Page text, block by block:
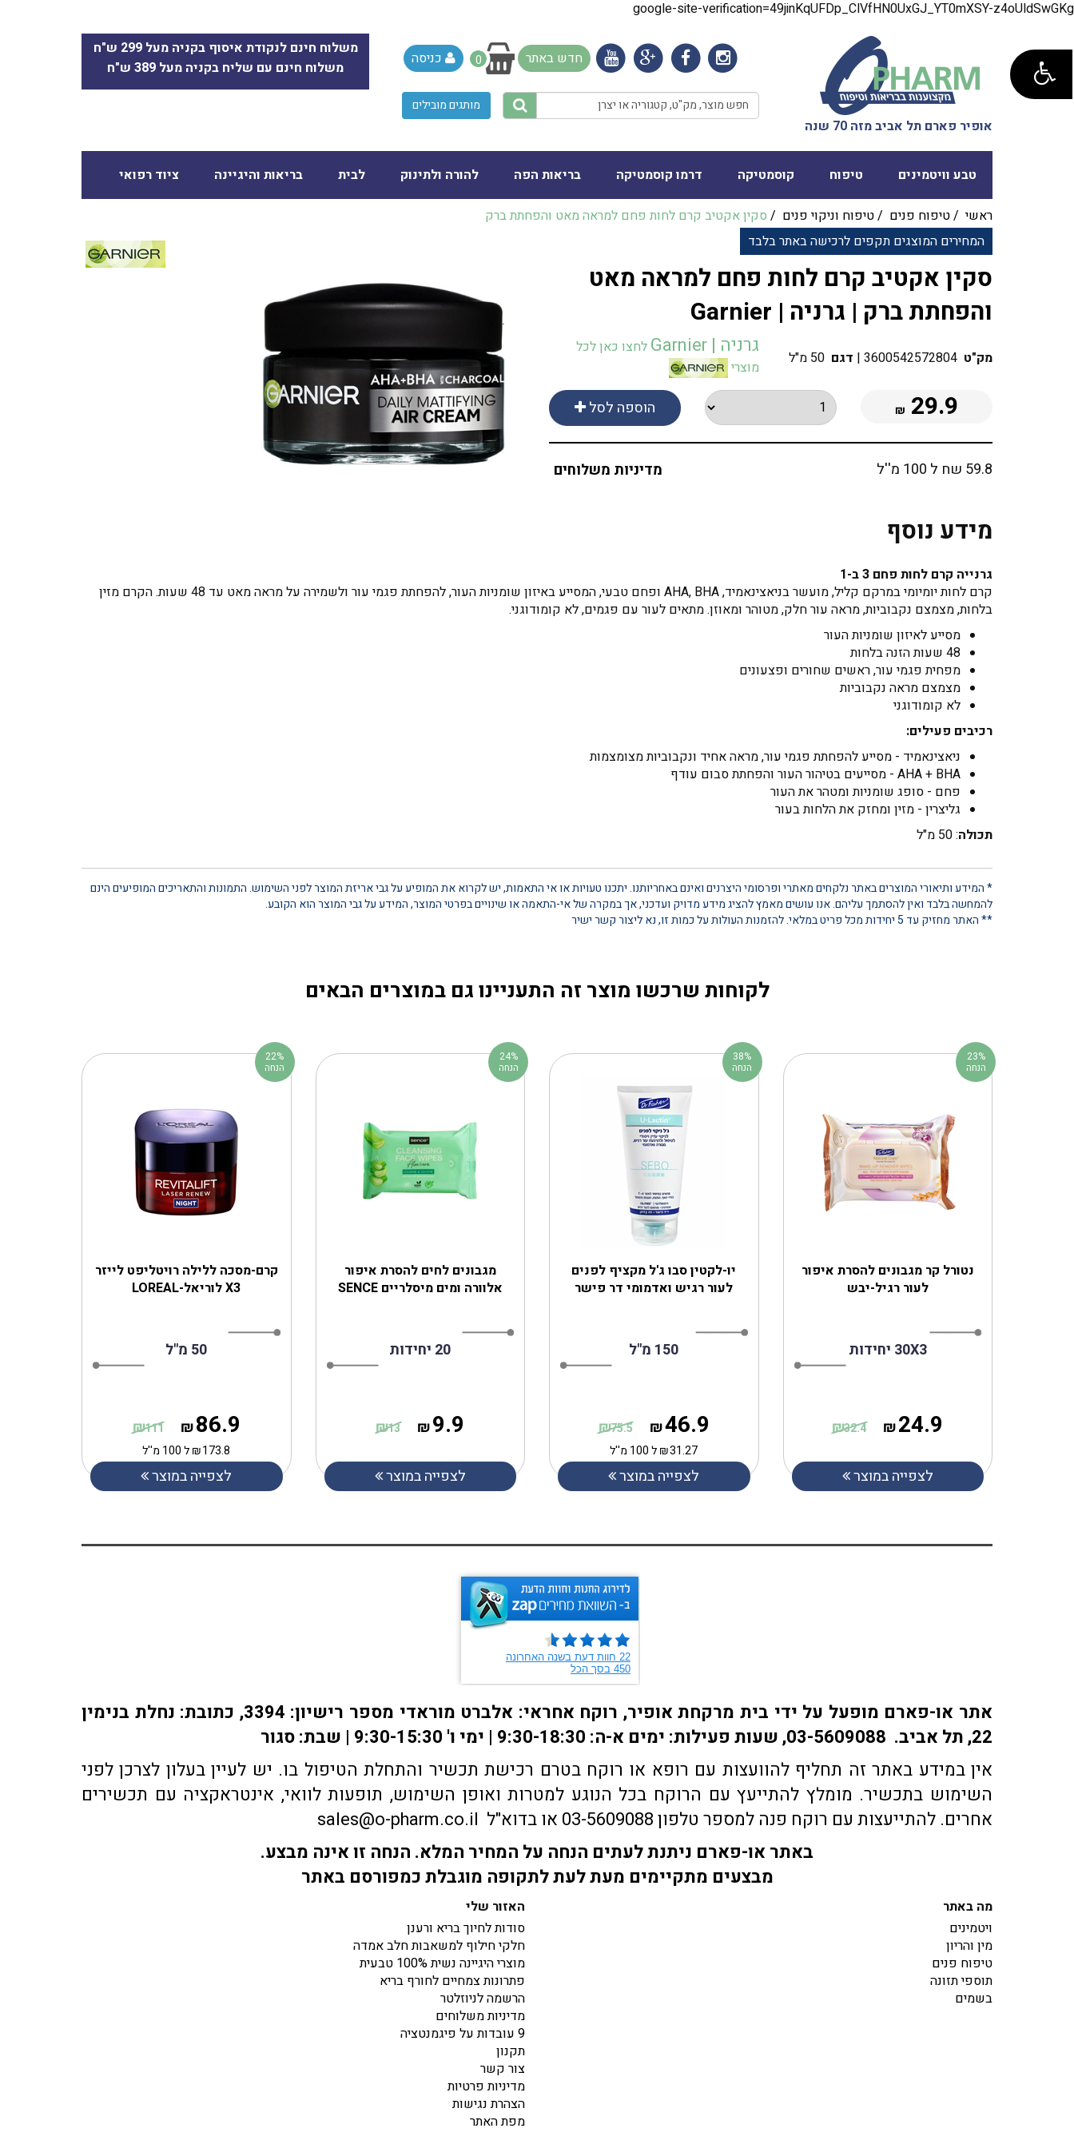
google-site-verification=49jinKqUFDp_ClVfHN0UxGJ_YT0mXSY-z4oUldSwGKg
משלוח חינם לנקודת איסוף בקניה מעל 299 ש"ח
משלוח חינם עם שליח בקניה מעל 389 ש"ח
חדש באתר 0 כניסה
מותגים מובילים
אופיר פארם תל אביב מזה 70 שנה
טבע וויטמינים טיפוח קוסמטיקה דרמו קוסמטיקה בריאות הפה להורה ולתינוק לבית בריאות והיגיינה ציוד רפואי
ראשי /טיפוח פנים /טיפוח וניקוי פנים / סקין אקטיב קרם לחות פחם למראה מאט והפחתת ברק
המחירים המוצגים תקפים לרכישה באתר בלבד
סקין אקטיב קרם לחות פחם למראה מאט
והפחתת ברק | גרניה | Garnier
גרניה | Garnier
לחצו כאן לכל
מוצרי
מק"ט 3600542572804
| דגם 50 מ"ל
הוספה לסל 29.9
₪
59.8 שח ל 100 מ''ל מדיניות משלוחים
מידע נוסף
גרנייה קרם לחות פחם 3 ב-1
קרם לחות יומיומי במרקם קליל, מועשר בניאצינאמיד, AHA, BHA ופחם טבעי, המסייע באיזון שומניות העור, להפחתת פגמי עור ולשמירה על מראה מאט עד 48 שעות. הקרם מזין
בלחות, מצמצם נקבוביות, מראה עור חלק, מטוהר ומאוזן. מתאים לעור עם פגמים, לא קומודוגני.
מסייע לאיזון שומניות העור
48 שעות הזנה בלחות
מפחית פגמי עור, ראשים שחורים ופצעונים
מצמצם מראה נקבוביות
לא קומודוגני
רכיבים פעילים:
ניאצינאמיד - מסייע להפחתת פגמי עור, מראה אחיד ונקבוביות מצומצמות
AHA + BHA - מסייעים בטיהור העור והפחתת סבום עודף
פחם - סופג שומניות ומטהר את העור
גליצרין - מזין ומחזק את הלחות בעור
תכולה: 50 מ"ל
* המידע ותיאורי המוצרים באתר נלקחים מאתרי ופרסומי היצרנים ואינם באחריותנו. יתכנו טעויות או אי התאמות, יש לקרוא את המופיע על גבי אריזת המוצר לפני השימוש. התמונות והתאריכים המופיעים הינם
להמחשה בלבד ואין להסתמך עליהם. אנו עושים מאמץ להציג מידע מדויק ועדכני, אך במקרה של אי-התאמה או שינויים בפרטי המוצר, המידע על גבי המוצר הוא הקובע.
** האתר מחזיק עד 5 יחידות מכל פריט במלאי. להזמנות העולות על כמות זו, נא ליצור קשר ישיר
לקוחות שרכשו מוצר זה התעניינו גם במוצרים הבאים
קרם-מסכה ללילה רויטליפט לייזר
X3 לוריאל-LOREAL
50 מ"ל
86.9
₪
111
₪
173.8
₪ל 100 מ''ל
לצפייה במוצר
22%
הנחה
מגבונים לחים להסרת איפור
אלוורה ומים מיסלריים SENCE
20 יחידות
9.9
₪
13
₪
לצפייה במוצר
24%
הנחה
יו-לקטין סבו ג'ל מקציף לפנים
לעור רגיש ואדמומי דר פישר
150 מ"ל
46.9
₪
75.5
₪
31.27
₪ל 100 מ''ל
לצפייה במוצר
38%
הנחה
נטורל קר מגבונים להסרת איפור
לעור רגיל-יבש
30X3 יחידות
24.9
₪
32.4
₪
לצפייה במוצר
23%
הנחה
אתר או-פארם מופעל על ידי בית מרקחת אופיר, רוקח אחראי: אלברט מוראדי מספר רישיון: 3394, כתובת: ​נחלת בנימין
22, תל אביב. 03-5609088, שעות פעילות: ימים א-ה: 9:30-18:30 | ימי ו' 9:30-15:30 | שבת: סגור
אין במידע באתר זה תחליף להוועצות עם רופא או רוקח בטרם רכישת תכשיר והתחלת הטיפול בו. יש לעיין בעלון לצרכן לפני
השימוש בתכשיר. מומלץ להתייעץ עם הרוקח בכל הנוגע למטרות ואופן השימוש, תופעות לוואי, אינטראקציה עם תכשירים
אחרים. להתייעצות עם רוקח פנה למספר טלפון 03-5609088 או בדוא"ל sales@o-pharm.co.il
באתר או-פארם ניתנת לעתים הנחה על המחיר המלא. הנחה זו אינה מבצע.
מבצעים מתקיימים מעת לעת לתקופה מוגבלת כמפורסם באתר
האזור שלי
סודות לחיוך בריא ורענן
חלקי חילוף למשאבות חלב אמדה
מוצרי היגיינה נשית 100% טבעית
פתרונות צמחיים לחורף בריא
הרשמה לניוזלטר
מדיניות משלוחים
9 עובדות על פיגמנטציה
תקנון
צור קשר
מדיניות פרטיות
הצהרת נגישות
מפת האתר
מה באתר
ויטמינים
מין והריון
טיפוח פנים
תוספי תזונה
בשמים